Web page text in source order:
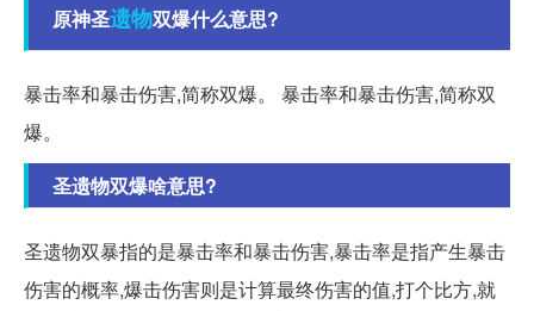
原神圣遗物双爆什么意思?
暴击率和暴击伤害,简称双爆。 暴击率和暴击伤害,简称双
爆。
圣遗物双爆啥意思?
圣遗物双暴指的是暴击率和暴击伤害,暴击率是指产生暴击
伤害的概率,爆击伤害则是计算最终伤害的值,打个比方,就